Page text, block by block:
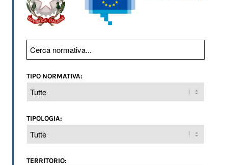
TIPO NORMATIVA:
TIPOLOGIA:
TERRITORIO: